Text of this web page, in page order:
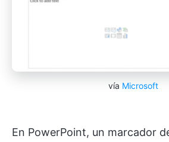
vía Microsoft
En PowerPoint, un marcador